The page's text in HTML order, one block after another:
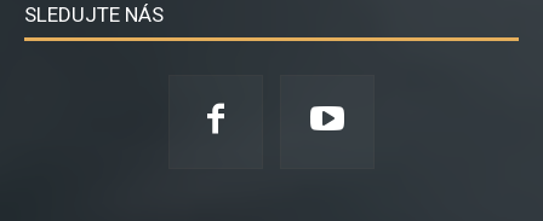
SLEDUJTE NÁS